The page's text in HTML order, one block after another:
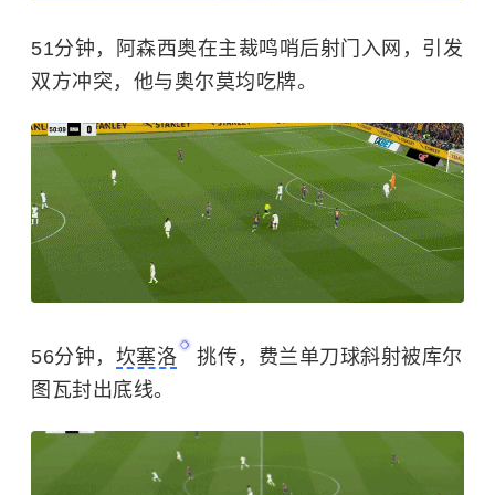
51分钟，阿森西奥在主裁鸣哨后射门入网，引发
双方冲突，他与奥尔莫均吃牌。
56分钟， 坎塞洛
挑传，费兰单刀球斜射被库尔
图瓦封出底线。